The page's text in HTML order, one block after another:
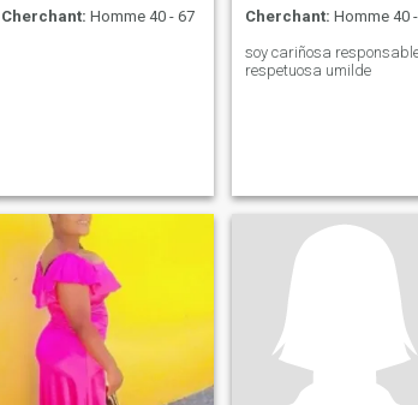
Cherchant: Homme 40 - 67
Cherchant: Homme 40
soy cariñosa
respetuosa umilde